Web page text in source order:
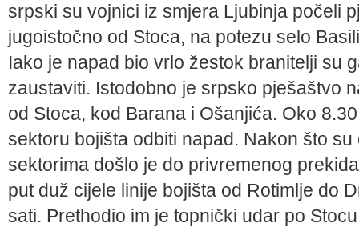
srpski su vojnici iz smjera Ljubinja počeli
jugoistočno od Stoca, na potezu selo
Iako je napad bio vrlo žestok branitelji su
zaustaviti. Istodobno je srpsko pješaštvo
od Stoca, kod Barana i Ošanjića. Oko
sektoru bojišta odbiti napad. Nakon što
sektorima došlo je do privremenog
put duž cijele linije bojišta od Rotimlje do
sati. Prethodio im je topnički udar po